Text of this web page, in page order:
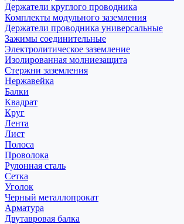
Держатели круглого проводника
Комплекты модульного заземления
Держатели проводника универсальные
Зажимы соединительные
Электролитическое заземление
Изолированная молниезащита
Стержни заземления
Нержавейка
Балки
Квадрат
Круг
Лента
Лист
Полоса
Проволока
Рулонная сталь
Сетка
Уголок
Черный металлопрокат
Арматура
Двутавровая балка